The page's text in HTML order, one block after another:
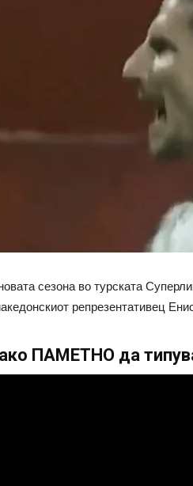
сезона во турската
репрезентативец
ПАМЕТНО да